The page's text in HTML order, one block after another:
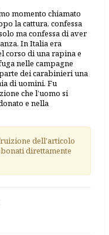
momento chiamato
la cattura, confessa
ma confessa di aver
In Italia era
corso di una rapina e
nelle campagne
dei carabinieri una
di uomini. Fu
che l’uomo si
e nella
dell'articolo
direttamente